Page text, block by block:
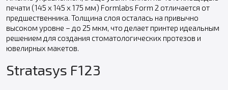
печати (145 x 145 x 175 мм) Formlabs Form 2 отличается от
предшественника. Толщина слоя осталась на привычно
высоком уровне – до 25 мкм, что делает принтер идеальным
решением для создания стоматологических протезов и
ювелирных макетов.
Stratasys F123